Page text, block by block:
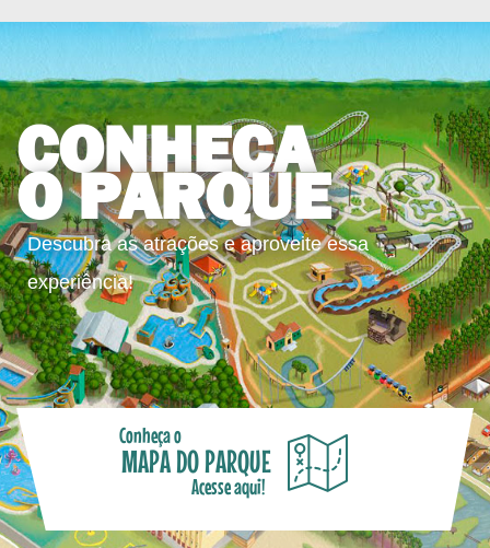
CONHEÇA
O PARQUE
Descubra as atrações e aproveite essa
experiência!
Conheça o
MAPA DO PARQUE
Acesse aqui!